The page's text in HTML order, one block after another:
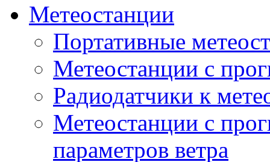
Метеостанции
Портативные
Метеостанции с
Радиодатчики к
Метеостанции с
параметров ветра